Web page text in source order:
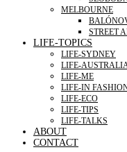
MELBOURNE
STREET
LIFE-TOPICS
LIFE-SYDNEY
LIFE-
LIFE-ME
LIFE-IN
LIFE-ECO
LIFE-TIPS
LIFE-TALKS
ABOUT
CONTACT